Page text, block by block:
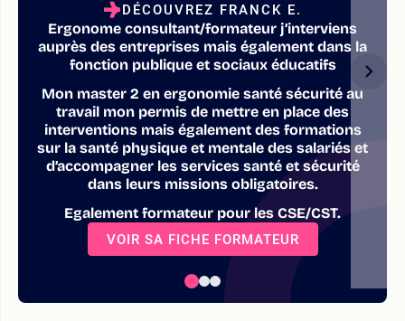
DÉCOUVREZ FRANCK E.
Ergonome consultant/formateur j’interviens
auprès des entreprises mais également dans la
fonction publique et sociaux éducatifs
Mon master 2 en ergonomie santé sécurité au
travail mon permis de mettre en place des
interventions mais également des formations
sur la santé physique et mentale des salariés et
d’accompagner les services santé et sécurité
dans leurs missions obligatoires.
Egalement formateur pour les CSE/CST.
VOIR SA FICHE FORMATEUR